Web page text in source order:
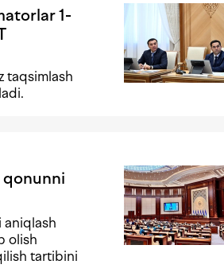
1-
taqsimlash
qonunni
aniqlash
olish
tartibini